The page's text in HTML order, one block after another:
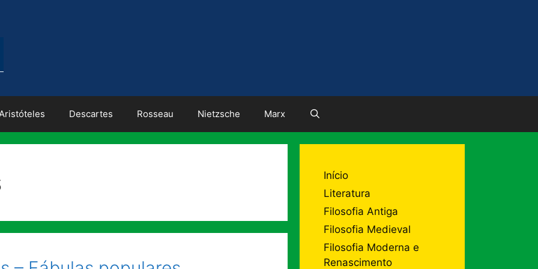
Descartes Rosseau Nietzsche Marx
Início
Literatura
Filosofia Antiga
Filosofia Medieval
Filosofia Moderna e
Renascimento